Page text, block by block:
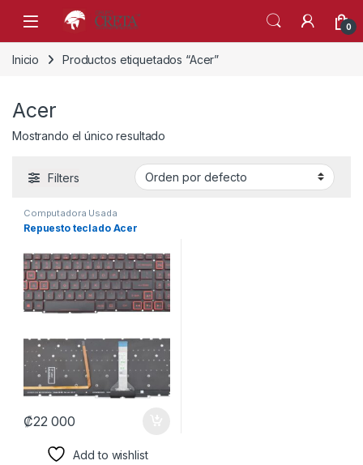
Skip to navigation
Skip to content
0
Inicio Productos etiquetados “Acer”
Acer
Mostrando el único resultado
Filters
Computadora Usada
Repuesto teclado Acer
₡22 000
Add to wishlist